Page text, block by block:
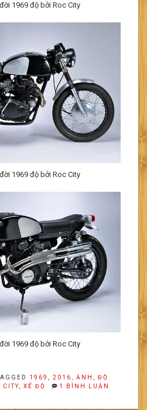
1969 độ bởi Roc City
1969 độ bởi Roc City
1969 độ bởi Roc City
1969 2016 ẢNH
ĐỘ
CITY, XẾ ĐỘ 1 BÌNH LUẬN